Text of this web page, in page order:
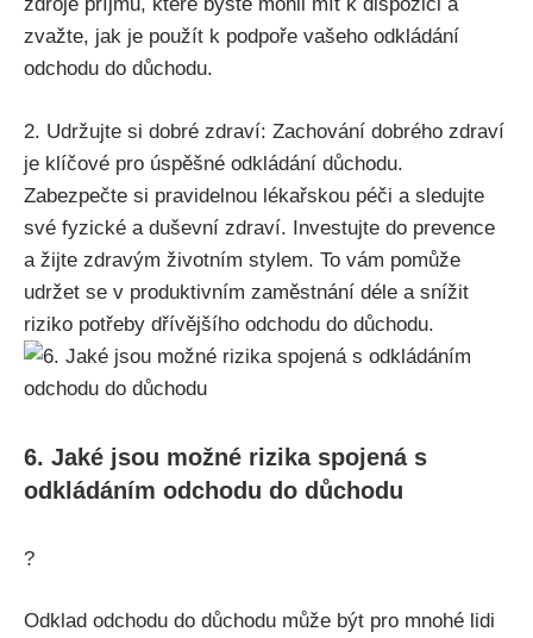
zvažte, jak je použít k podpoře vašeho odkládání
odchodu do důchodu.
2. Udržujte si dobré zdraví: Zachování dobrého zdraví
je klíčové pro úspěšné odkládání důchodu.
Zabezpečte si pravidelnou lékařskou péči a sledujte
své fyzické a duševní zdraví. Investujte do prevence
a žijte zdravým životním stylem. To vám pomůže
udržet se v produktivním zaměstnání déle a snížit
riziko potřeby dřívějšího odchodu do důchodu.
6. Jaké jsou možné rizika spojená s
odkládáním odchodu do důchodu
?
Odklad odchodu do důchodu může být pro mnohé lidi